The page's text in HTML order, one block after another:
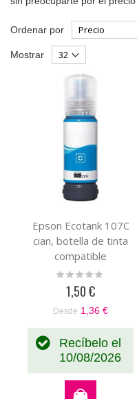
Ordenar por
Mostrar
Epson Ecotank 107C
cian, botella de tinta
compatible
(C13T09B240)
Rating:
1,50 €
Desde 1,36 €
Recíbelo el
10/08/2026